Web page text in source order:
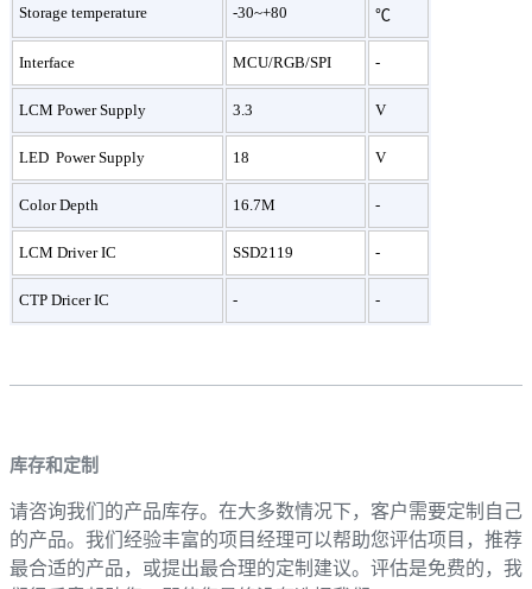
Storage temperature -30~+80 ℃
Interface MCU/RGB/SPI -
LCM Power Supply 3.3 V
LED Power Supply 18 V
Color Depth 16.7M -
LCM Driver IC SSD2119 -
CTP Dricer IC - -
库存和定制
请咨询我们的产品库存。在大多数情况下，客户需要定制自己
的产品。我们经验丰富的项目经理可以帮助您评估项目，推荐
最合适的产品，或提出最合理的定制建议。评估是免费的，我